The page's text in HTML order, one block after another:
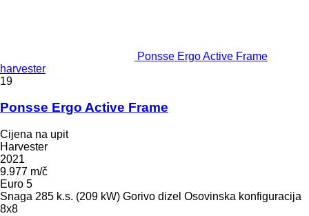
Ponsse Ergo Active Frame
harvester
19
Ponsse Ergo Active Frame
Cijena na upit
Harvester
2021
9.977 m/č
Euro 5
Snaga 285 k.s. (209 kW) Gorivo dizel Osovinska konfiguracija
8x8